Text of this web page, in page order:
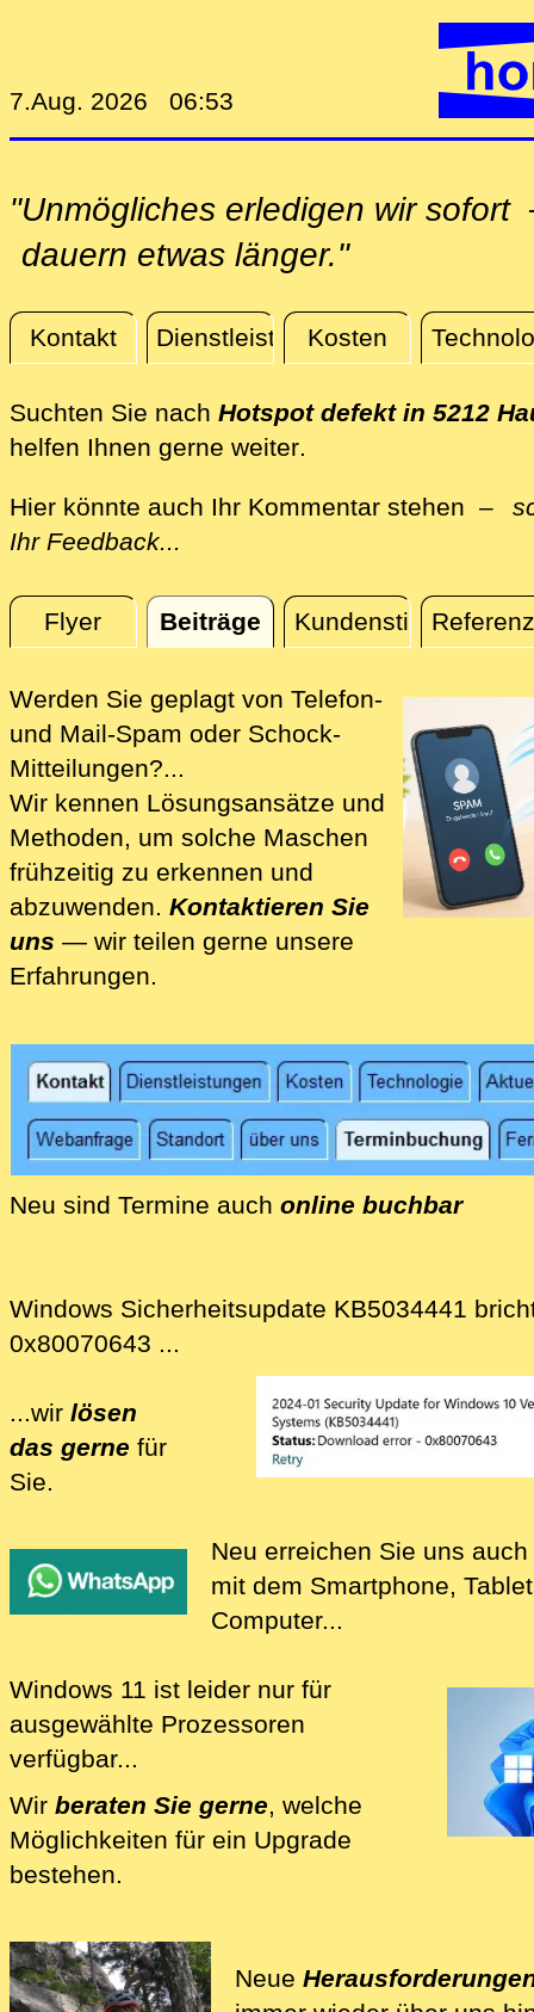
7.Aug. 2026 06:53
"Unmögliches erledigen wir
dauern etwas länger."
Kontakt DienstleistungenKosten
Aktuelles
Suchten Sie nach Hotspot defekt in 5212
helfen Ihnen gerne weiterdirekt vor Ort in
.
Hier könnte auch Ihr Kommentar stehen –
Ihr Feedback...
Flyer Beiträge Kundenstimmen
Beiträge
Werden Sie geplagt von Telefon-
und Mail-Spam oder Schock-
Mitteilungen?...
Wir kennen Lösungsansätze und
Methoden, um solche Maschen
frühzeitig zu erkennen und
abzuwenden. Kontaktieren Sie
uns — wir teilen gerne unsere
Erfahrungen.
Wir lösen für Sie und mit Ihnen die Spam-
Wir bieten Mail-Antispam-Lösungen für
Wir bieten Telefon-Antispam-Lösungen
IP-Telefon-Anlagen, DECT-Telefone und
Neu sind Termine auch online buchbar
Neu können Sie Termine bei uns auch online
Windows Sicherheitsupdate KB5034441
0x80070643 ...
...wir lösen
das gerne für
Sie.
Neu erreichen Sie uns
mit dem Smartphone,
Computer...
Windows 11 ist leider nur für
ausgewählte Prozessoren
verfügbar...
Wir beraten Sie gerne, welche
Möglichkeiten für ein Upgrade
bestehen.
Neue